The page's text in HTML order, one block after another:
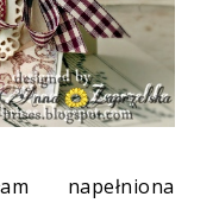
napełniona